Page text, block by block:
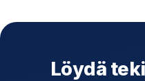
Löydä